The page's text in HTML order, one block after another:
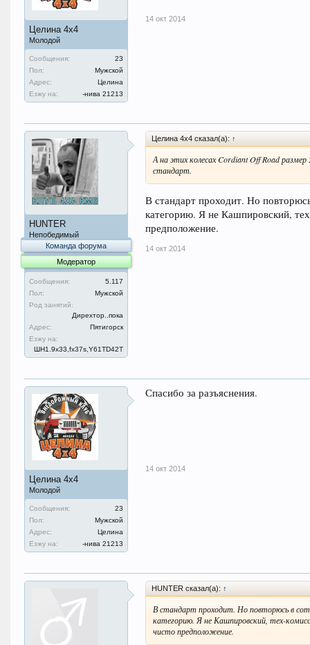
Целина 4х4
Молодой
Сообщения:
23
Пол:
Мужской
Адрес:
Целина
Езжу на:
-нива 21213
14 окт 2014
HUNTER
Непобедимый
Команда форума
Модератор
Сообщения:
5.117
Пол:
Мужской
Род занятий:
Дирехтор..пока
Адрес:
Пятигорск
Езжу на:
ШН1.9x33,fx37s,Y61TD42T
Целина 4х4 сказал(а): ↑
А на этих колесах Cordiant Off Road
стандарт.
В стандарт проходит. Но
категорию. Я не Кашпировский,
предположение.
14 окт 2014
Целина 4х4
Молодой
Сообщения:
23
Пол:
Мужской
Адрес:
Целина
Езжу на:
-нива 21213
Спасибо за разъяснения.
14 окт 2014
HUNTER сказал(а): ↑
В стандарт проходит. Но повторюсь в
категорию. Я не Кашпировский, тех-
чисто предположение.